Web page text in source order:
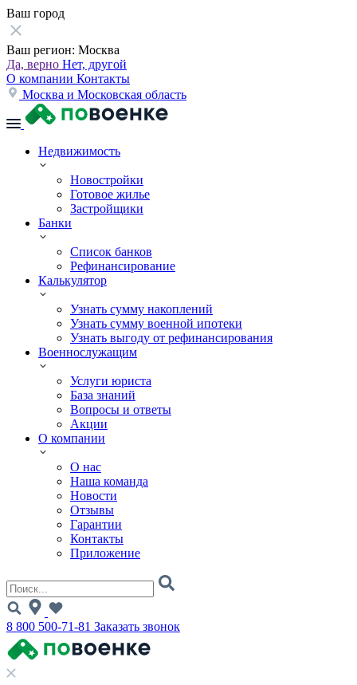
Ваш город
Ваш регион: Москва
Да, верно Нет, другой
О компании Контакты
Москва и Московская область
Недвижимость
Новостройки
Готовое жилье
Застройщики
Банки
Список банков
Рефинансирование
Калькулятор
Узнать сумму накоплений
Узнать сумму военной ипотеки
Узнать выгоду от рефинансирования
Военнослужащим
Услуги юриста
База знаний
Вопросы и ответы
Акции
О компании
О нас
Наша команда
Новости
Отзывы
Гарантии
Контакты
Приложение
8 800 500-71-81 Заказать звонок